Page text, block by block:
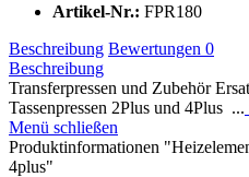
Artikel-Nr.: FPR180
Beschreibung Bewertungen 0
Beschreibung
Transferpressen und Zubehör
Tassenpressen 2Plus und 4Plus ...
Menü schließen
Produktinformationen
4plus"